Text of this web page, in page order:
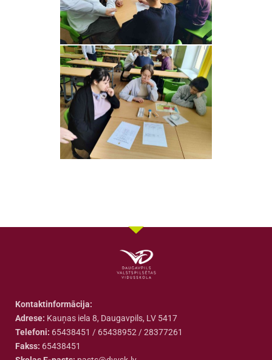
Kontaktinformācija:
Adrese: Kauņas iela 8, Daugavpils, LV 5417
Telefoni: 65438451 / 65438952 / 28377261
Fakss: 65438451